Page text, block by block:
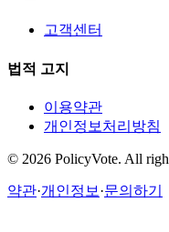
고객센터
법적 고지
이용약관
개인정보처리방침
© 2026 PolicyVote. All
약관·개인정보 ·문의하기